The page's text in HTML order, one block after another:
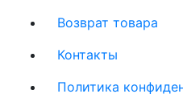
Возврат товара
Контакты
Политика